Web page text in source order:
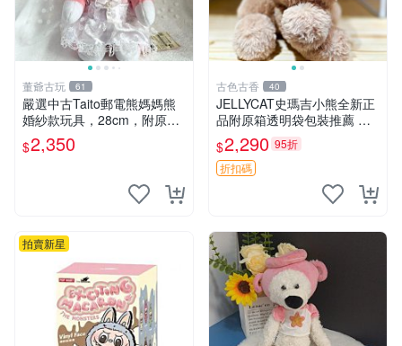
董爺古玩 61
嚴選中古Taito郵電熊媽媽熊
婚紗款玩具，28cm，附原
盒，保存極佳實拍，婚紗細節
清晰可見，偶像收藏推薦 婚
$2,350
古色古香 40
JELLYCAT史瑪吉小熊全新正
品附原箱透明袋包裝推薦 透
明袋 包裝盒 史瑪吉小熊
$2,290 95折
折扣碼
拍賣新星